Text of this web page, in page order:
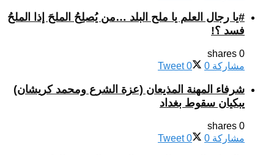
#يا رجال العلم يا ملح البلد …من يُصلِحُ الملحَ إذا الملحُ
فسد ؟!
0 shares
مشاركة 0
Tweet 0
شرفاء المهنة المذيعان (عزة الشرع ومحمد كريشان)
يبكيان سقوط بغداد
0 shares
مشاركة 0
Tweet 0